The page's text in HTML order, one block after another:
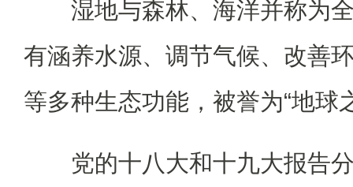
湿地与森林、海洋并称为
有涵养水源、调节气候、改善
等多种生态功能，被誉为“地球
党的十八大和十九大报告